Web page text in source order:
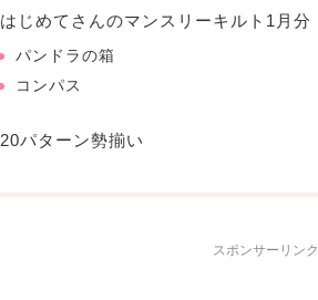
はじめてさんのマンスリーキルト1月分
パンドラの箱
コンパス
20パターン勢揃い
スポンサーリンク